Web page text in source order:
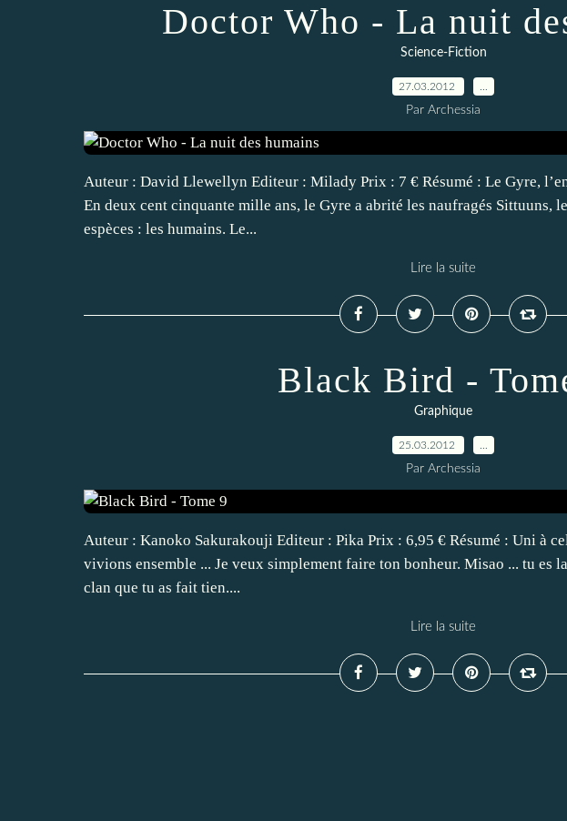
Doctor Who - La nuit
Science-Fiction
27.03.2012
Par Archessia
Auteur : David Llewellyn Editeur : Milady Prix : 7 € Résumé : Le Gyre,
En deux cent cinquante mille ans, le Gyre a abrité les naufragés Sittuuns,
espèces : les humains. Le...
Lire la suite
Black Bird -
Graphique
25.03.2012
Par Archessia
Auteur : Kanoko Sakurakouji Editeur : Pika Prix : 6,95 € Résumé : Uni à
vivions ensemble ... Je veux simplement faire ton bonheur. Misao ... tu es
clan que tu as fait tien....
Lire la suite